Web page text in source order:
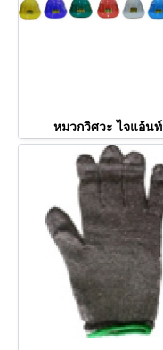
หมวกวิศวะ ไจแอ้นท์